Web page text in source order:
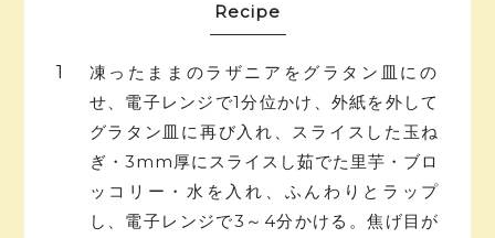
Recipe
凍ったままのラザニアをグラタン皿にの
せ、電子レンジで1分位かけ、外紙を外して
グラタン皿に再び入れ、スライスした玉ね
ぎ・3mm厚にスライスし茹でた里芋・ブロ
ッコリー・水を入れ、ふんわりとラップ
し、電子レンジで3～4分かける。焦げ目が